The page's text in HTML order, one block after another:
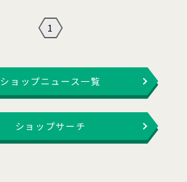
1
ショップニュース一覧
ショップサーチ